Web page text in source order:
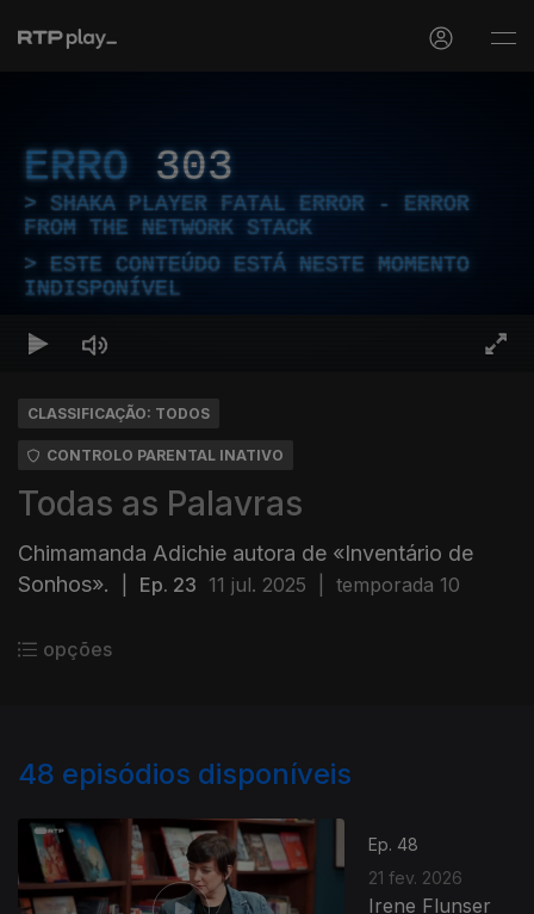
ERRO 303
SHAKA PLAYER FATAL ERROR - ERROR
FROM THE NETWORK STACK
ESTE CONTEÚDO ESTÁ NESTE MOMENTO
INDISPONÍVEL
CLASSIFICAÇÃO: TODOS
CONTROLO PARENTAL INATIVO
Todas as Palavras
Chimamanda Adichie autora de «Inventário de
Sonhos».
Ep. 23 11 jul. 2025 temporada 10
opções
48 episódios disponíveis
Ep. 48
21 fev. 2026
Irene Flunser